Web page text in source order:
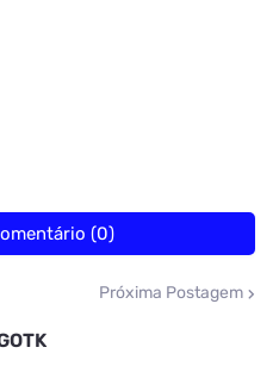
(0)
Próxima Postagem